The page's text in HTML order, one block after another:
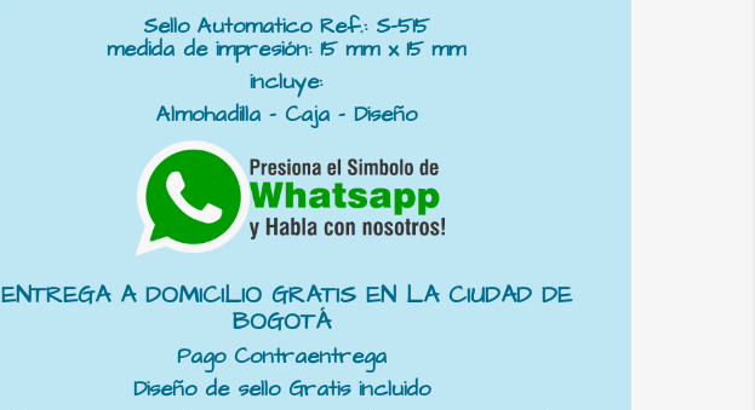
Sello Automatico Ref.: S-515
medida de impresión: 15 mm x 15 mm
incluye:
Almohadilla - Caja - Diseño
ENTREGA A DOMICILIO GRATIS EN LA CIUDAD DE
BOGOTÁ
Pago Contraentrega
Diseño de sello Gratis incluido